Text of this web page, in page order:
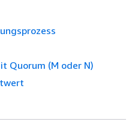
Quorum (M oder N)